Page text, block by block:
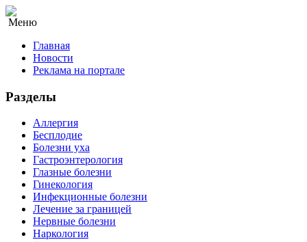
Меню
Главная
Новости
Реклама на портале
Разделы
Аллергия
Бесплодие
Болезни уха
Гастроэнтерология
Глазные болезни
Гинекология
Инфекционные болезни
Лечение за границей
Нервные болезни
Наркология